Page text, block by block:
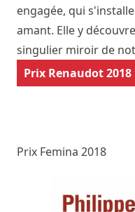
engagée, qui
amant. Elle y
singulier miroir de
Prix Renaudot 2018
Prix Femina 2018